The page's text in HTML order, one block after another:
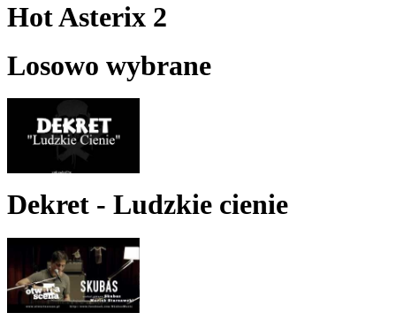
Hot Asterix 2
Losowo wybrane
Dekret - Ludzkie cienie